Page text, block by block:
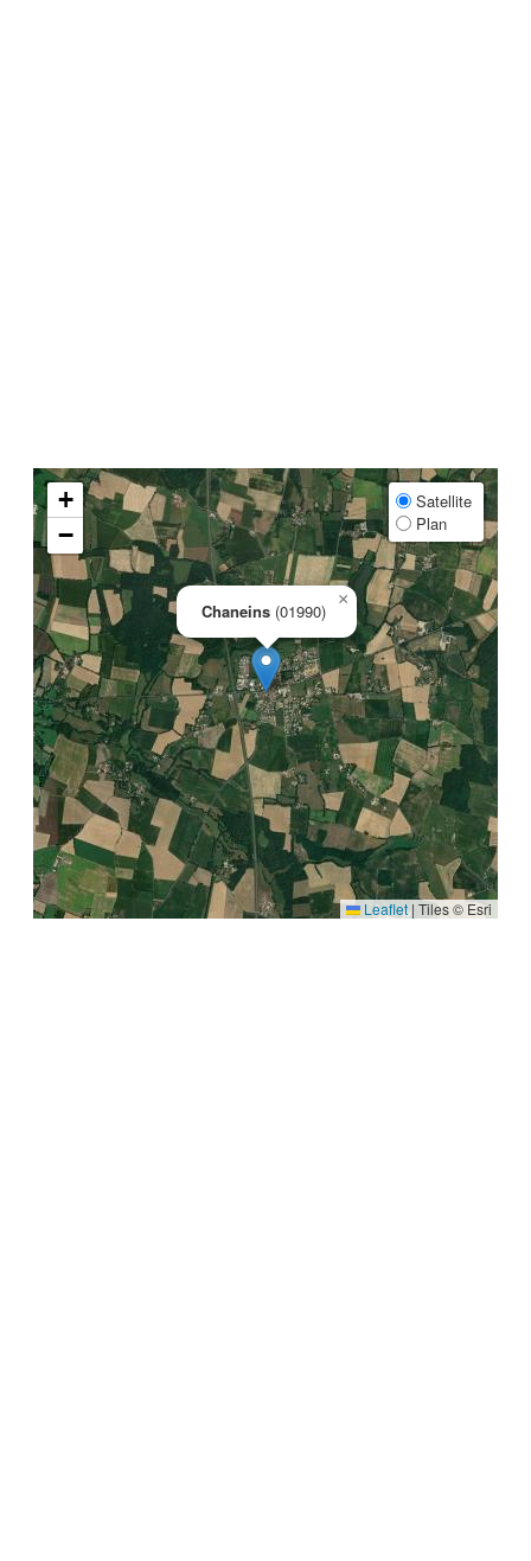
Chaneins (01990)
×
+
−
Satellite
Plan
Leaflet | Tiles © Esri